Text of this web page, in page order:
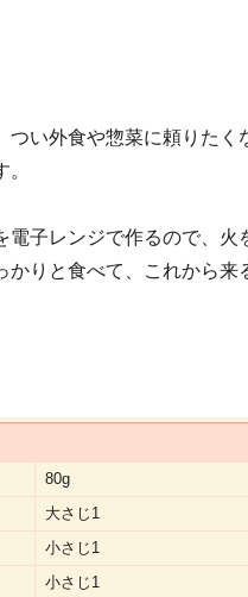
い外食や惣菜に頼りたく
子レンジで作るので、火
りと食べて、これから来
80g
大さじ1
小さじ1
小さじ1